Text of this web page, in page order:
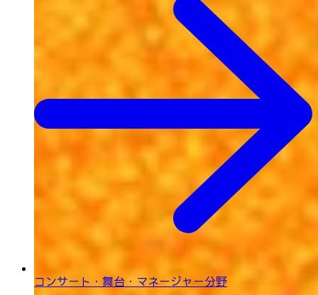
コンサート・舞台・ マネージャー分野